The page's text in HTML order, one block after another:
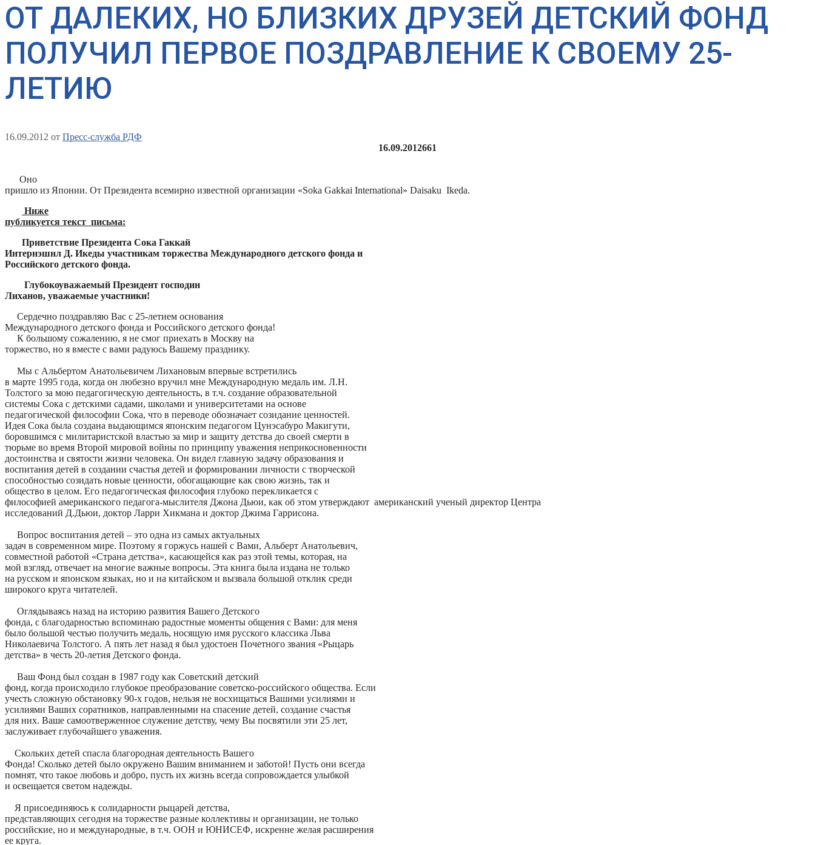
ОТ ДАЛЕКИХ, НО БЛИЗКИХ ДРУЗЕЙ ДЕТСКИЙ ФОНД
ПОЛУЧИЛ ПЕРВОЕ ПОЗДРАВЛЕНИЕ К СВОЕМУ 25-
ЛЕТИЮ
16.09.2012 от Пресс-служба РДФ
16.09.2012661
Оно
пришло из Японии. От Президента всемирно известной организации «Soka Gakkai International» Daisaku Ikeda.
Ниже
публикуется текст письма:
Приветствие Президента Сока Гаккай
Интернэшнл Д. Икеды участникам торжества Международного детского фонда и
Российского детского фонда.
Глубокоуважаемый Президент господин
Лиханов, уважаемые участники!
Сердечно поздравляю Вас с 25-летием основания
Международного детского фонда и Российского детского фонда!
К большому сожалению, я не смог приехать в Москву на
торжество, но я вместе с вами радуюсь Вашему празднику.
Мы с Альбертом Анатольевичем Лихановым впервые встретились
в марте 1995 года, когда он любезно вручил мне Международную медаль им. Л.Н.
Толстого за мою педагогическую деятельность, в т.ч. создание образовательной
системы Сока с детскими садами, школами и университетами на основе
педагогической философии Сока, что в переводе обозначает созидание ценностей.
Идея Сока была создана выдающимся японским педагогом Цунэсабуро Макигути,
боровшимся с милитаристской властью за мир и защиту детства до своей смерти в
тюрьме во время Второй мировой войны по принципу уважения неприкосновенности
достоинства и святости жизни человека. Он видел главную задачу образования и
воспитания детей в создании счастья детей и формировании личности с творческой
способностью созидать новые ценности, обогащающие как свою жизнь, так и
общество в целом. Его педагогическая философия глубоко перекликается с
философией американского педагога-мыслителя Джона Дьюи, как об этом утверждают американский ученый директор Центра
исследований Д.Дьюи, доктор Ларри Хикмана и доктор Джима Гаррисона.
Вопрос воспитания детей – это одна из самых актуальных
задач в современном мире. Поэтому я горжусь нашей с Вами, Альберт Анатольевич,
совместной работой «Страна детства», касающейся как раз этой темы, которая, на
мой взгляд, отвечает на многие важные вопросы. Эта книга была издана не только
на русском и японском языках, но и на китайском и вызвала большой отклик среди
широкого круга читателей.
Оглядываясь назад на историю развития Вашего Детского
фонда, с благодарностью вспоминаю радостные моменты общения с Вами: для меня
было большой честью получить медаль, носящую имя русского классика Льва
Николаевича Толстого. А пять лет назад я был удостоен Почетного звания «Рыцарь
детства» в честь 20-летия Детского фонда.
Ваш Фонд был создан в 1987 году как Советский детский
фонд, когда происходило глубокое преобразование советско-российского общества. Если
учесть сложную обстановку 90-х годов, нельзя не восхищаться Вашими усилиями и
усилиями Ваших соратников, направленными на спасение детей, создание счастья
для них. Ваше самоотверженное служение детству, чему Вы посвятили эти 25 лет,
заслуживает глубочайшего уважения.
Скольких детей спасла благородная деятельность Вашего
Фонда! Сколько детей было окружено Вашим вниманием и заботой! Пусть они всегда
помнят, что такое любовь и добро, пусть их жизнь всегда сопровождается улыбкой
и освещается светом надежды.
Я присоединяюсь к солидарности рыцарей детства,
представляющих сегодня на торжестве разные коллективы и организации, не только
российские, но и международные, в т.ч. ООН и ЮНИСЕФ, искренне желая расширения
ее круга.